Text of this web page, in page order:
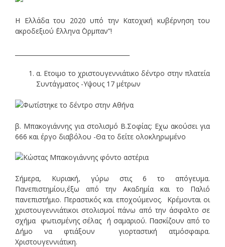
Η Ελλάδα του 2020 υπό την Κατοχική κυβέρνηση του
ακροδεξιού ΄Ελληνα ΄Ορμπαν”!
α. Ετοιμο το χριστουγεννιάτικο δέντρο στην πλατεία
Συντάγματος -Υψους 17 μέτρων
β. Μπακογιάννης για στολισμό Β.Σοφίας: Εχω ακούσει για
666 και έργο διαβόλου -Θα το δείτε ολοκληρωμένο
Σήμερα, Κυριακή, γύρω στις 6 το απόγευμα.
Πανεπιστημίου,έξω από την Ακαδημία και το Παλιό
πανεπιστήμιο. Περαστικός και εποχούμενος. Κρέμονται οι
χριστουγεννιάτικοι στολισμοί πάνω από την άσφαλτο σε
σχήμα φωτισμένης σέλας ή σαμαριού. Πασκίζουν από το
Δήμο να φτιάξουν γιορταστική ατμόσφαιρα.
Χριστουγεννιάτικη.